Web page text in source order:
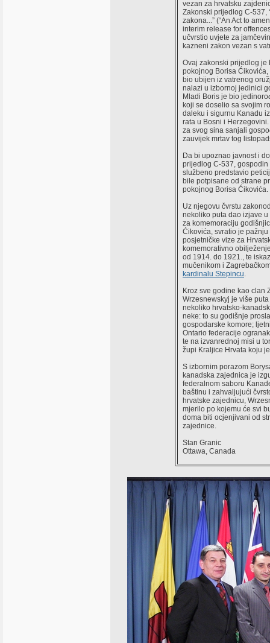
vezan za hrvatsku
Zakonski prijedlog C-537,
zakona...” (“An Act to
interim release for
učvrstio uvjete za
kazneni zakon vezan s
Ovaj zakonski prijedlog
pokojnog Borisa
bio ubijen iz vatrenog
nalazi u izbornoj jedinici
Mladi Boris je bio
koji se doselio sa svojim
daleku i sigurnu Kanadu
rata u Bosni i
za svog sina sanjali
zauvijek mrtav tog
Da bi upoznao javnost i
prijedlog C-537,
službeno predstavio
bile potpisane od strane
pokojnog Borisa Ćikovića.
Uz njegovu čvrstu
nekoliko puta dao izjave
za komemoraciju
Ćikovića, svratio je
posjetničke vize za
komemorativno
od 1914. do 1921., te
mučenikom i
kardinalu Stepincu.
Kroz sve godine kao clan
Wrzesnewskyj je više
nekoliko hrvatsko-
neke: to su godišnje
gospodarske komore;
Ontario federacije
te na izvanrednoj misi u
župi Kraljice Hrvata koju
S izbornim porazom
kanadska zajednica je
federalnom saboru
baštinu i zahvaljujući
hrvatske zajednicu,
mjerilo po kojemu će svi
doma biti ocjenjivani od
zajednice.
Stan Granic
Ottawa, Canada